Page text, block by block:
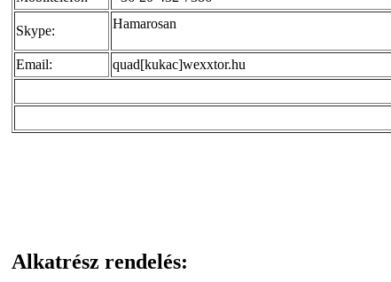
Skype: Hamarosan
Email: quad[kukac]wexxtor.hu
Alkatrész rendelés: